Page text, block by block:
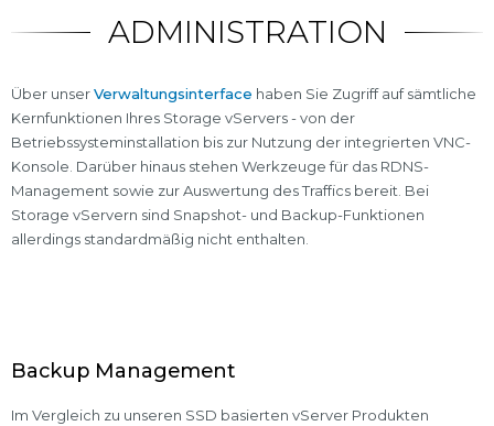
ADMINISTRATION
Über unserVerwaltungsinterface haben Sie Zugriff auf sämtliche
Kernfunktionen Ihres Storage vServers - von der
Betriebssysteminstallation bis zur Nutzung der integrierten VNC-
Konsole. Darüber hinaus stehen Werkzeuge für das RDNS-
Management sowie zur Auswertung des Traffics bereit. Bei
Storage vServern sind Snapshot- und Backup-Funktionen
allerdings standardmäßig nicht enthalten.
Backup Management
Im Vergleich zu unseren SSD basierten vServer Produkten